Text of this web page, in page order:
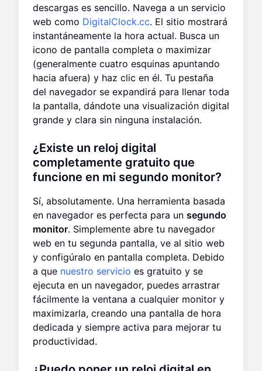
descargas es sencillo. Navega a un servicio
web como DigitalClock.cc. El sitio mostrará
instantáneamente la hora actual. Busca un
icono de pantalla completa o maximizar
(generalmente cuatro esquinas apuntando
hacia afuera) y haz clic en él. Tu pestaña
del navegador se expandirá para llenar toda
la pantalla, dándote una visualización digital
grande y clara sin ninguna instalación.
¿Existe un reloj digital
completamente gratuito que
funcione en mi segundo monitor?
Sí, absolutamente. Una herramienta basada
en navegador es perfecta para un segundo
monitor. Simplemente abre tu navegador
web en tu segunda pantalla, ve al sitio web
y configúralo en pantalla completa. Debido
a que nuestro servicio es gratuito y se
ejecuta en un navegador, puedes arrastrar
fácilmente la ventana a cualquier monitor y
maximizarla, creando una pantalla de hora
dedicada y siempre activa para mejorar tu
productividad.